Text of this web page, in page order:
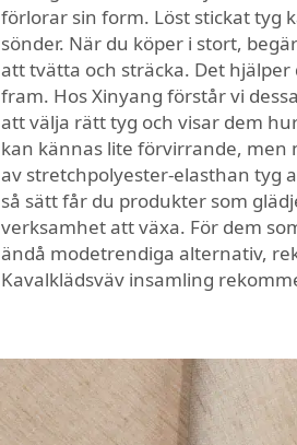
förlorar sin form. Löst stickat tyg
sönder. När du köper i stort,
att tvätta och sträcka. Det
fram. Hos Xinyang förstår vi
att välja rätt tyg och visar dem
kan kännas lite förvirrande,
av stretchpolyester-elasthan tyg
så sätt får du produkter som
verksamhet att växa. För dem
ändå modetrendiga alternativ,
Kavalklädsväv insamling